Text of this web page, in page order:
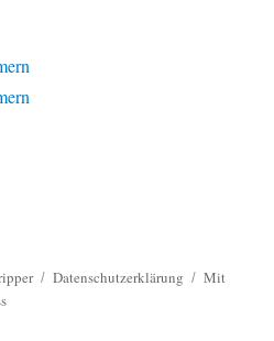
Datenschutzerklärung
Mit